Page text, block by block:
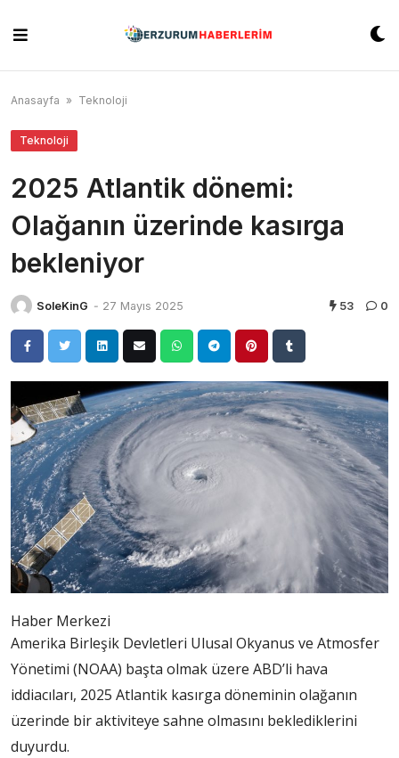
content
Anasayfa » Teknoloji
Teknoloji
2025 Atlantik dönemi:
Olağanın üzerinde kasırga
bekleniyor
SoleKinG - 27 Mayıs 2025 53 0
Haber Merkezi
Amerika Birleşik Devletleri Ulusal Okyanus ve Atmosfer
Yönetimi (NOAA) başta olmak üzere ABD’li hava
iddiacıları, 2025 Atlantik kasırga döneminin olağanın
üzerinde bir aktiviteye sahne olmasını beklediklerini
duyurdu.